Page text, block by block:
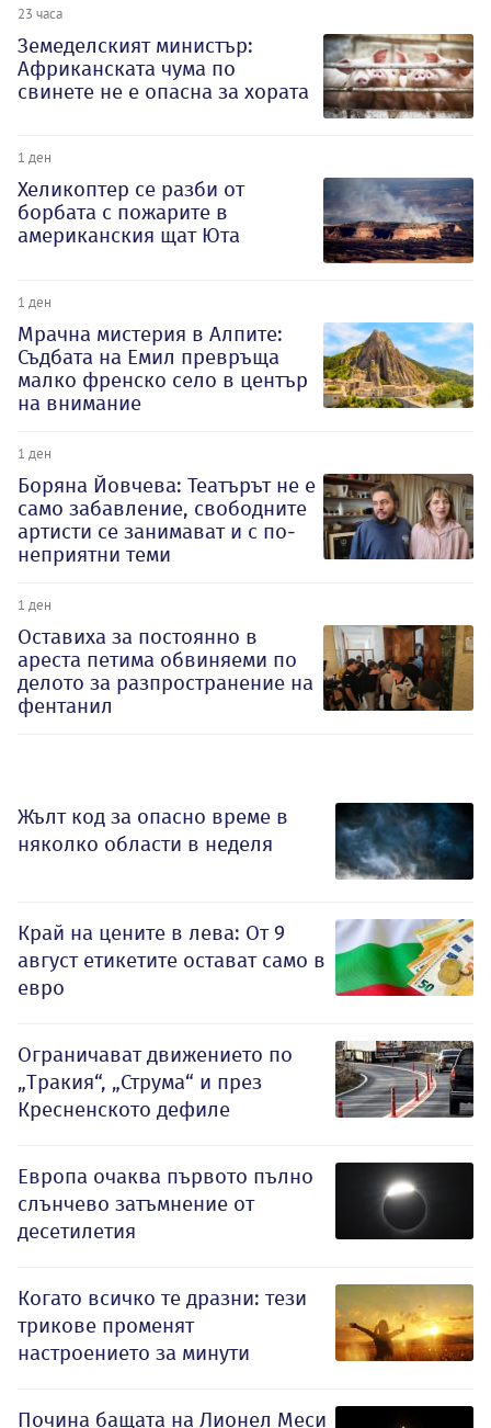
23 часа
Земеделският министър:
Африканската чума по
свинете не е опасна за хората
1 ден
Хеликоптер се разби от
борбата с пожарите в
американския щат Юта
1 ден
Мрачна мистерия в Алпите:
Съдбата на Емил превръща
малко френско село в център
на внимание
1 ден
Боряна Йовчева: Театърът не е
само забавление, свободните
артисти се занимават и с по-
неприятни теми
1 ден
Оставиха за постоянно в
ареста петима обвиняеми по
делото за разпространение на
фентанил
Жълт код за опасно време в
няколко области в неделя
Край на цените в лева: От 9
август етикетите остават само в
евро
Ограничават движението по
„Тракия“, „Струма“ и през
Кресненското дефиле
Европа очаква първото пълно
слънчево затъмнение от
десетилетия
Когато всичко те дразни: тези
трикове променят
настроението за минути
Почина бащата на Лионел Меси